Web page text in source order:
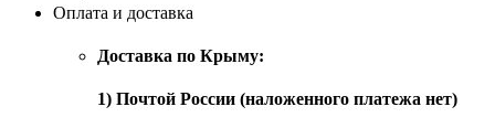
Оплата и доставка
Доставка по Крыму:
1) Почтой России (наложенного платежа нет)